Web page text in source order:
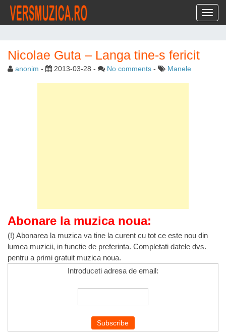
Nicolae Guta – Langa tine-s fericit
anonim - 2013-03-28 - No comments - Manele
Abonare la muzica noua:
(!) Abonarea la muzica va tine la curent cu tot ce este nou din
lumea muzicii, in functie de preferinta. Completati datele dvs.
pentru a primi gratuit muzica noua.
Introduceti adresa de email: